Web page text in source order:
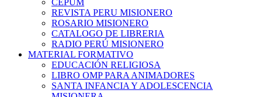
CEPUM
REVISTA PERU MISIONERO
ROSARIO MISIONERO
CATALOGO DE LIBRERIA
RADIO PERÚ MISIONERO
MATERIAL FORMATIVO
EDUCACIÓN RELIGIOSA
LIBRO OMP PARA ANIMADORES
SANTA INFANCIA Y ADOLESCENCIA